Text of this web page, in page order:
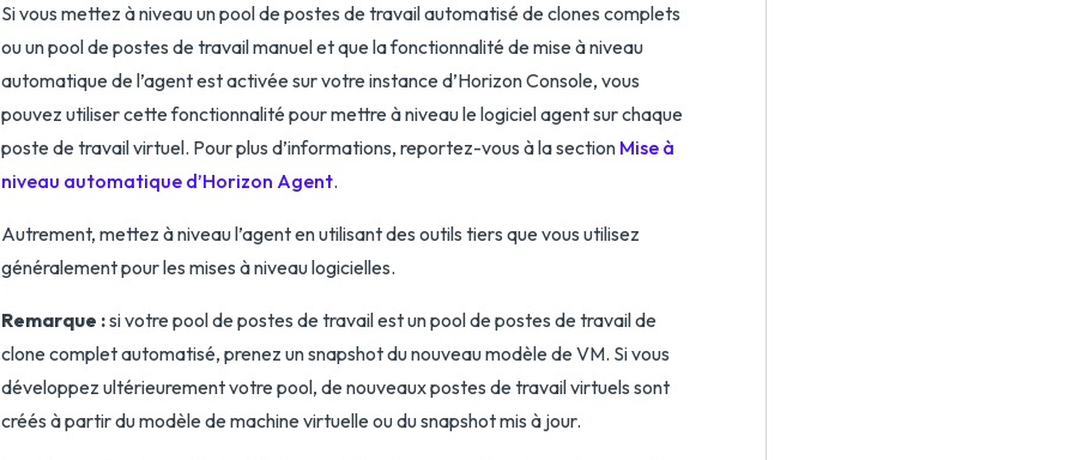
Si vous mettez à niveau un pool de postes de travail automatisé de clones complets
ou un pool de postes de travail manuel et que la fonctionnalité de mise à niveau
automatique de l’agent est activée sur votre instance d’Horizon Console, vous
pouvez utiliser cette fonctionnalité pour mettre à niveau le logiciel agent sur chaque
poste de travail virtuel. Pour plus d’informations, reportez-vous à la section Mise à
niveau automatique d’Horizon Agent.
Autrement, mettez à niveau l’agent en utilisant des outils tiers que vous utilisez
généralement pour les mises à niveau logicielles.
Remarque :si votre pool de postes de travail est un pool de postes de travail de
clone complet automatisé, prenez un snapshot du nouveau modèle de VM. Si vous
développez ultérieurement votre pool, de nouveaux postes de travail virtuels sont
créés à partir du modèle de machine virtuelle ou du snapshot mis à jour.